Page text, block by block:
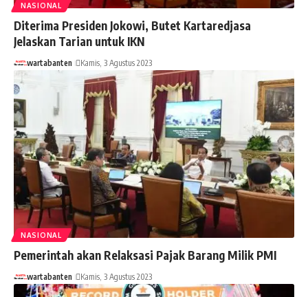
NASIONAL
Diterima Presiden Jokowi, Butet Kartaredjasa
Jelaskan Tarian untuk IKN
wartabanten Kamis, 3 Agustus 2023
NASIONAL
Pemerintah akan Relaksasi Pajak Barang Milik PMI
wartabanten Kamis, 3 Agustus 2023